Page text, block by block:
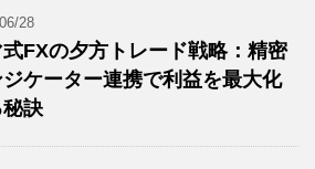
28
式FXの夕方トレード戦略：精密
ケーター連携で利益を最大化
訣